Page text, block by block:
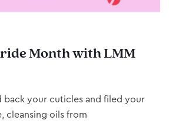
Month with LMM
back your cuticles and filed your
cleansing oils from